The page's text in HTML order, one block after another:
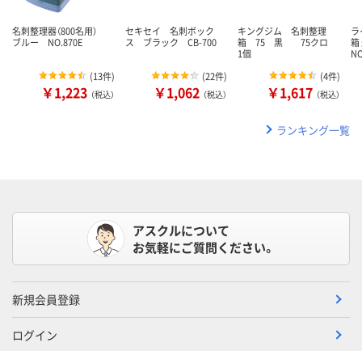
名刺整理器（800名用）
ブルー NO.870E
(13件)
￥1,223 （税込）
セキセイ 名刺ボック
ス ブラック CB-700
(22件)
￥1,062 （税込）
キングジム 名刺整理
箱 75 黒 75クロ
1個
(4件)
￥1,617 （税込）
箱
ランキング一覧
アスクルについて
お気軽にご質問ください。
新規会員登録
ログイン